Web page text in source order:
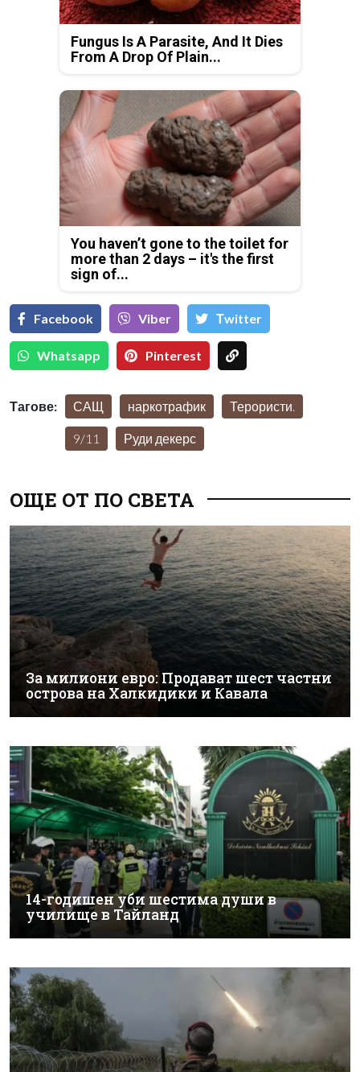
Fungus Is A Parasite, And It Dies
From A Drop Of Plain...
You haven’t gone to the toilet for
more than 2 days – it's the first
sign of...
Facebook Viber Тwitter
Whatsapp Pinterest
Тагове: САЩ наркотрафик Терористи.
9/11 Руди декерс
ОЩЕ ОТ ПО СВЕТА
За милиони евро: Продават шест частни
острова на Халкидики и Кавала
14-годишен уби шестима души в
училище в Тайланд